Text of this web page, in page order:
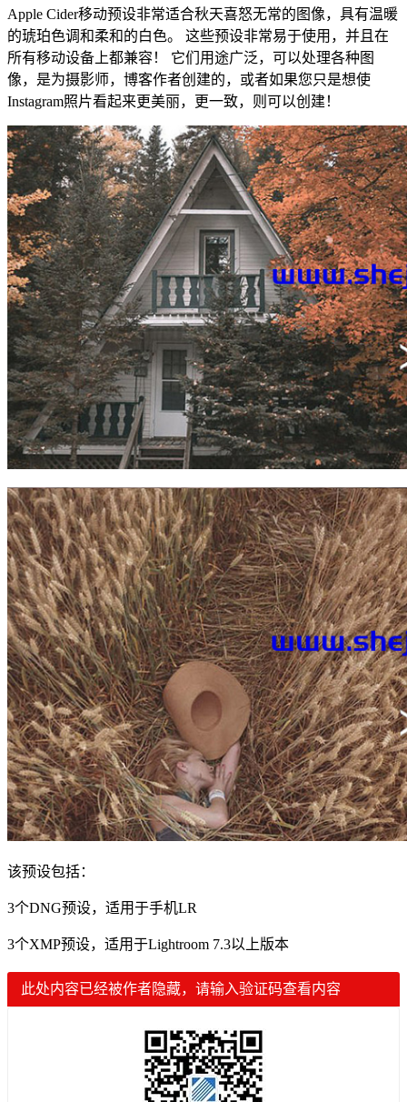
Apple Cider移动预设非常适合秋天喜怒无常的图像，具有温暖
的琥珀色调和柔和的白色。 这些预设非常易于使用，并且在
所有移动设备上都兼容！ 它们用途广泛，可以处理各种图
像，是为摄影师，博客作者创建的，或者如果您只是想使
Instagram照片看起来更美丽，更一致，则可以创建！
该预设包括：
3个DNG预设，适用于手机LR
3个XMP预设，适用于Lightroom 7.3以上版本
此处内容已经被作者隐藏，请输入验证码查看内容